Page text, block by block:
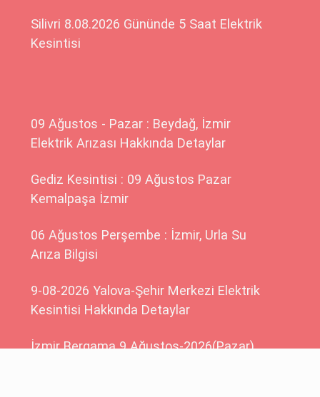
Silivri 8.08.2026 Gününde 5 Saat Elektrik
Kesintisi
09 Ağustos - Pazar : Beydağ, İzmir
Elektrik Arızası Hakkında Detaylar
Gediz Kesintisi : 09 Ağustos Pazar
Kemalpaşa İzmir
06 Ağustos Perşembe : İzmir, Urla Su
Arıza Bilgisi
9-08-2026 Yalova-Şehir Merkezi Elektrik
Kesintisi Hakkında Detaylar
İzmir Bergama 9 Ağustos-2026(Pazar)